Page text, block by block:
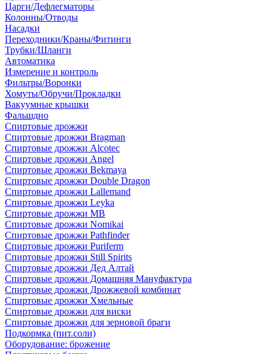
Царги/Дефлегматоры
Колонны/Отводы
Насадки
Переходники/Краны/Фитинги
Трубки/Шланги
Автоматика
Измерение и контроль
Фильтры/Воронки
Хомуты/Обручи/Прокладки
Вакуумные крышки
Фальшдно
Спиртовые дрожжи
Спиртовые дрожжи Bragman
Спиртовые дрожжи Alcotec
Спиртовые дрожжи Angel
Спиртовые дрожжи Bekmaya
Спиртовые дрожжи Double Dragon
Спиртовые дрожжи Lallemand
Спиртовые дрожжи Leyka
Спиртовые дрожжи MB
Спиртовые дрожжи Nomikai
Спиртовые дрожжи Pathfinder
Спиртовые дрожжи Puriferm
Спиртовые дрожжи Still Spirits
Спиртовые дрожжи Дед Алтай
Спиртовые дрожжи Домашняя Мануфактура
Спиртовые дрожжи Дрожжевой комбинат
Спиртовые дрожжи Хмельные
Спиртовые дрожжи для виски
Спиртовые дрожжи для зерновой браги
Подкормка (пит.соли)
Оборудование: брожение